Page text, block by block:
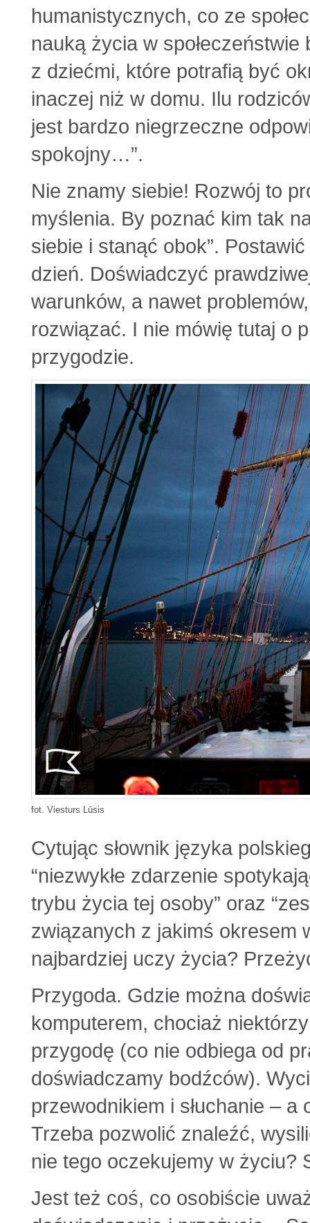
humanistycznych, co ze
nauką życia w
z dziećmi, które potrafią być
inaczej niż w domu. Ilu
jest bardzo niegrzeczne
spokojny…”.
Nie znamy siebie! Rozwój to
myślenia. By poznać kim tak
siebie i stanąć obok”.
dzień. Doświadczyć
warunków, a nawet
rozwiązać. I nie mówię tutaj o
przygodzie.
fot. Viesturs Lūsis
Cytując słownik języka
“niezwykłe zdarzenie
trybu życia tej osoby” oraz
związanych z jakimś okresem
najbardziej uczy życia?
Przygoda. Gdzie można
komputerem, chociaż
przygodę (co nie odbiega od
doświadczamy bodźców).
przewodnikiem i słuchanie –
Trzeba pozwolić znaleźć,
nie tego oczekujemy w życiu?
Jest też coś, co osobiście